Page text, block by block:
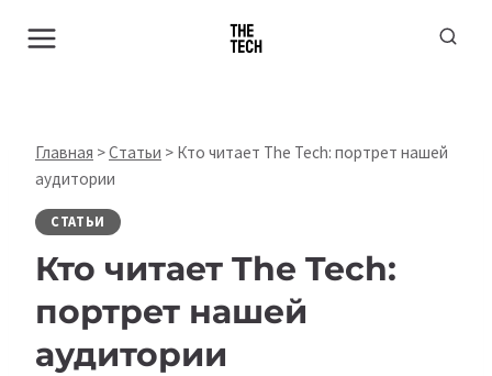
Главная >Статьи > Кто читает The Tech: портрет нашей
аудитории
СТАТЬИ
Кто читает The Tech:
портрет нашей
аудитории